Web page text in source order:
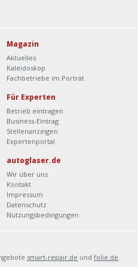
Magazin
Aktuelles
Kaleidoskop
Fachbetriebe im Porträt
Für Experten
Betrieb eintragen
Business-Eintrag
Stellenanzeigen
Expertenportal
autoglaser.de
Wir über uns
Kontakt
Impressum
Datenschutz
Nutzungsbedingungen
smart-repair.de und folie.de.